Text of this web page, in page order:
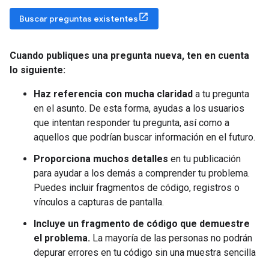
Buscar preguntas existentes
Cuando publiques una pregunta nueva, ten en cuenta
lo siguiente:
Haz referencia con mucha claridad a tu pregunta
en el asunto. De esta forma, ayudas a los usuarios
que intentan responder tu pregunta, así como a
aquellos que podrían buscar información en el futuro.
Proporciona muchos detalles en tu publicación
para ayudar a los demás a comprender tu problema.
Puedes incluir fragmentos de código, registros o
vínculos a capturas de pantalla.
Incluye un fragmento de código que demuestre
el problema. La mayoría de las personas no podrán
depurar errores en tu código sin una muestra sencilla